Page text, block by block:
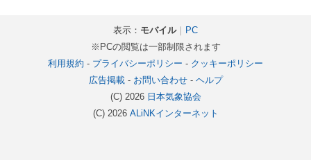
表示： モバイル｜ PC
※PCの閲覧は一部制限されます
利用規約 - プライバシーポリシー - クッキーポリシー
広告掲載- お問い合わせ- ヘルプ
(C) 2026 日本気象協会
(C) 2026 ALiNKインターネット